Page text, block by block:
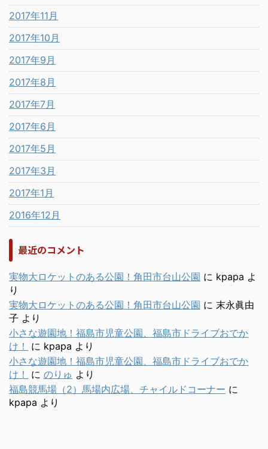
2017年11月
2017年10月
2017年9月
2017年8月
2017年7月
2017年6月
2017年5月
2017年3月
2017年1月
2016年12月
最近のコメント
実物大ロケットのある公園！角田市台山公園 に kpapa よ
り
実物大ロケットのある公園！角田市台山公園 に 末永眞由
子 より
小さな遊園地！福島市児童公園、福島市ドライブおでか
け！
に kpapa より
小さな遊園地！福島市児童公園、福島市ドライブおでか
け！
に のりゅ より
福島競馬場（2）馬場内広場、チャイルドコーナー に
kpapa より